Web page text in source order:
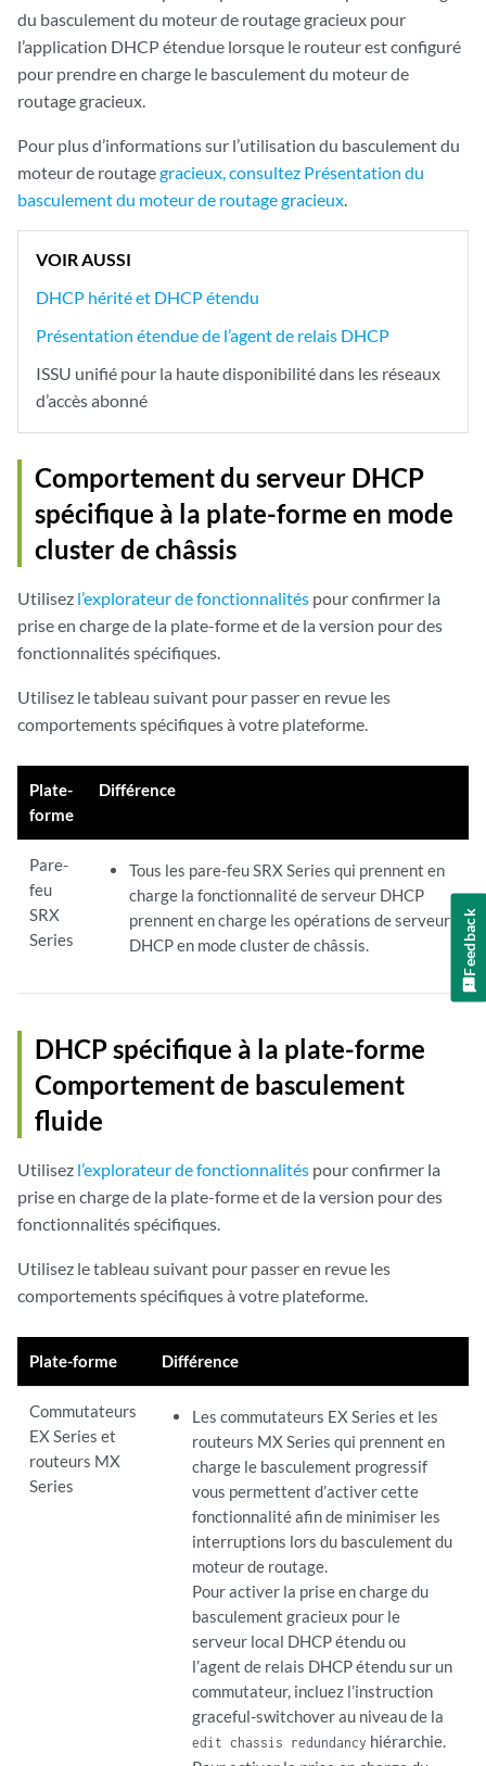
du basculement du moteur de routage gracieux pour
l’application DHCP étendue lorsque le routeur est configuré
pour prendre en charge le basculement du moteur de
routage gracieux.
Pour plus d’informations sur l’utilisation du basculement du
moteur de routagegracieux, consultez Présentation du
basculement du moteur de routage gracieux.
VOIR AUSSI
DHCP hérité et DHCP étendu
Présentation étendue de l’agent de relais DHCP
ISSU unifié pour la haute disponibilité dans les réseaux
d’accès abonné
Comportement du serveur DHCP
spécifique à la plate-forme en mode
cluster de châssis
Utilisez l’explorateur de fonctionnalités pour confirmer la
prise en charge de la plate-forme et de la version pour des
fonctionnalités spécifiques.
Utilisez le tableau suivant pour passer en revue les
comportements spécifiques à votre plateforme.
Plate-
forme
Différence
Pare-
feu
SRX
Series
Tous les pare-feu SRX Series qui prennent en
charge la fonctionnalité de serveur DHCP
prennent en charge les opérations de serveur
DHCP en mode cluster de châssis.
DHCP spécifique à la plate-forme
Comportementde basculement
fluide
Utilisez l’explorateur de fonctionnalités pour confirmer la
prise en charge de la plate-forme et de la version pour des
fonctionnalités spécifiques.
Utilisez le tableau suivant pour passer en revue les
comportements spécifiques à votre plateforme.
Plate-forme Différence
Commutateurs
EX Series et
routeurs MX
Series
Les commutateurs EX Series et les
routeurs MX Series qui prennent en
charge le basculement progressif
vous permettent d’activer cette
fonctionnalité afin de minimiser les
interruptions lors du basculement du
moteur de routage.
Pour activer la prise en charge du
basculement gracieux pour le
serveur local DHCP étendu ou
l’agent de relais DHCP étendu sur un
commutateur, incluez l’instruction
graceful-switchover au niveau de la
edit chassis redundancy hiérarchie.
Feedback